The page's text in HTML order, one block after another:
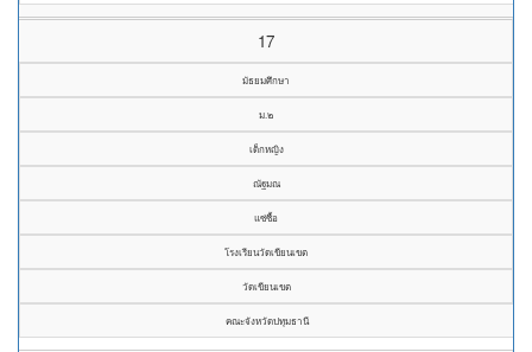
17
มัธยมศึกษา
ม.๒
เด็กหญิง
ณัฐมณ
แซ่ซื้อ
โรงเรียนวัดเขียนเขต
วัดเขียนเขต
คณะจังหวัดปทุมธานี